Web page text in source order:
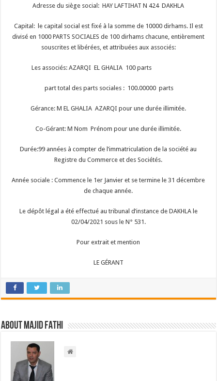
Adresse du siège social: HAY LAFTIHAT N 424 DAKHLA
Capital: le capital social est fixé à la somme de 10000 dirhams. Il est
divisé en 1000 PARTS SOCIALES de 100 dirhams chacune, entièrement
souscrites et libérées, et attribuées aux associés:
Les associés: AZARQI EL GHALIA 100 parts
part total des parts sociales : 100.00000 parts
Gérance: M EL GHALIA AZARQI pour une durée illimitée.
Co-Gérant: M Nom Prénom pour une durée illimitée.
Durée:99 années à compter de l’immatriculation de la société au
Registre du Commerce et des Sociétés.
Année sociale : Commence le 1er Janvier et se termine le 31 décembre
de chaque année.
Le dépôt légal a été effectué au tribunal d’instance de DAKHLA le
02/04/2021 sous le N° 531.
Pour extrait et mention
LE GÉRANT
About Majid FATHI